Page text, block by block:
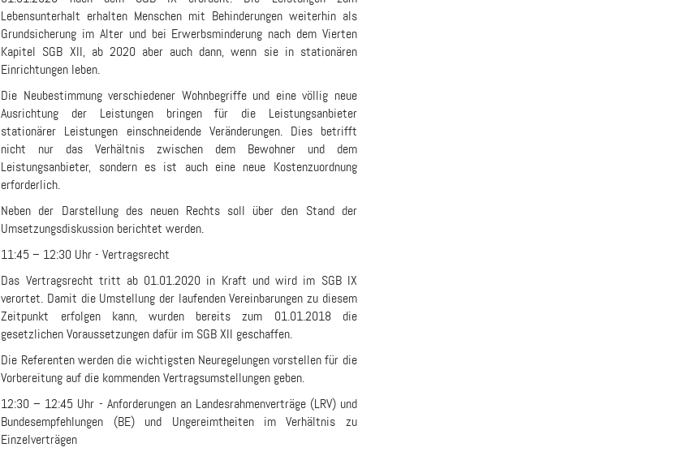
Lebensunterhalt erhalten Menschen mit Behinderungen weiterhin als
Grundsicherung im Alter und bei Erwerbsminderung nach dem Vierten
Kapitel SGB XII, ab 2020 aber auch dann, wenn sie in stationären
Einrichtungen leben.
Die Neubestimmung verschiedener Wohnbegriffe und eine völlig neue
Ausrichtung der Leistungen bringen für die Leistungsanbieter
stationärer Leistungen einschneidende Veränderungen. Dies betrifft
nicht nur das Verhältnis zwischen dem Bewohner und dem
Leistungsanbieter, sondern es ist auch eine neue Kostenzuordnung
erforderlich.
Neben der Darstellung des neuen Rechts soll über den Stand der
Umsetzungsdiskussion berichtet werden.
11:45 – 12:30 Uhr - Vertragsrecht
Das Vertragsrecht tritt ab 01.01.2020 in Kraft und wird im SGB IX
verortet. Damit die Umstellung der laufenden Vereinbarungen zu diesem
Zeitpunkt erfolgen kann, wurden bereits zum 01.01.2018 die
gesetzlichen Voraussetzungen dafür im SGB XII geschaffen.
Die Referenten werden die wichtigsten Neuregelungen vorstellen für die
Vorbereitung auf die kommenden Vertragsumstellungen geben.
12:30 – 12:45 Uhr - Anforderungen an Landesrahmenverträge (LRV) und
Bundesempfehlungen (BE) und Ungereimtheiten im Verhältnis zu
Einzelverträgen